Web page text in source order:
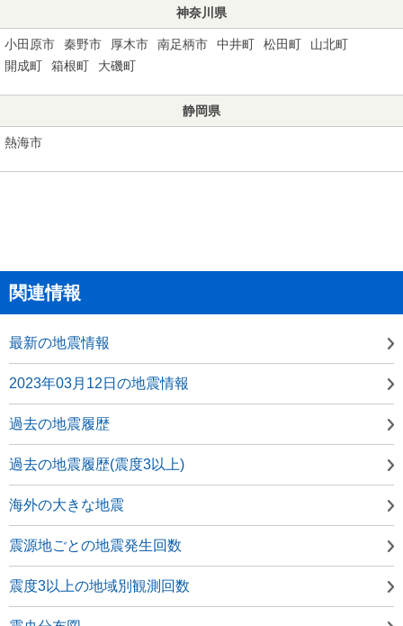
神奈川県
小田原市 秦野市 厚木市 南足柄市 中井町 松田町
山北町
開成町
箱根町 大磯町
静岡県
熱海市
関連情報
最新の地震情報
2023年03月12日の地震情報
過去の地震履歴
過去の地震履歴(震度3以上)
海外の大きな地震
震源地ごとの地震発生回数
震度3以上の地域別観測回数